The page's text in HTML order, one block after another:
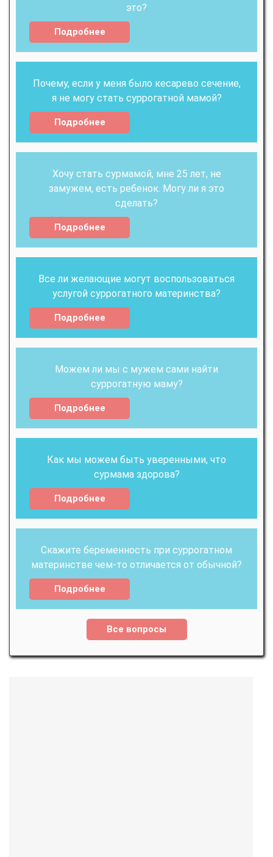
это?
Подробнее
Почему, если у меня было кесарево сечение,
я не могу стать суррогатной мамой?
Подробнее
Хочу стать сурмамой, мне 25 лет, не
замужем, есть ребенок. Могу ли я это
сделать?
Подробнее
Все ли желающие могут воспользоваться
услугой суррогатного материнства?
Подробнее
Можем ли мы с мужем сами найти
суррогатную маму?
Подробнее
Как мы можем быть уверенными, что
сурмама здорова?
Подробнее
Скажите беременность при суррогатном
материнстве чем-то отличается от обычной?
Подробнее
Все вопросы